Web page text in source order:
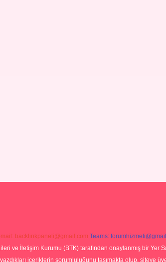
mail: backlinkpaneli@gmail.com Teams:
ve İletişim Kurumu (BTK) tarafından onaylanmış bir
içeriklerin sorumluluğunu taşımakta olup, siteye